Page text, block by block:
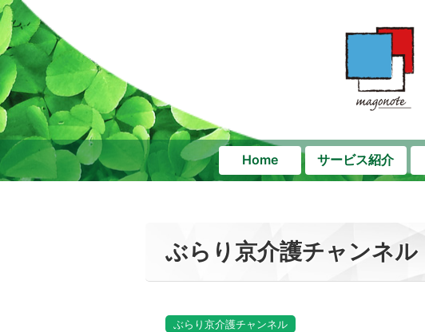
Home サービス紹介
ぶらり京介護チャンネル
ぶらり京介護チャンネル